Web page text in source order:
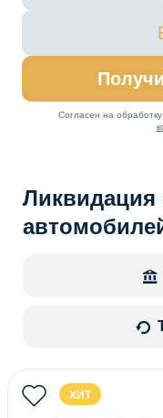
Согласен на
Ликвидация
ХИТ